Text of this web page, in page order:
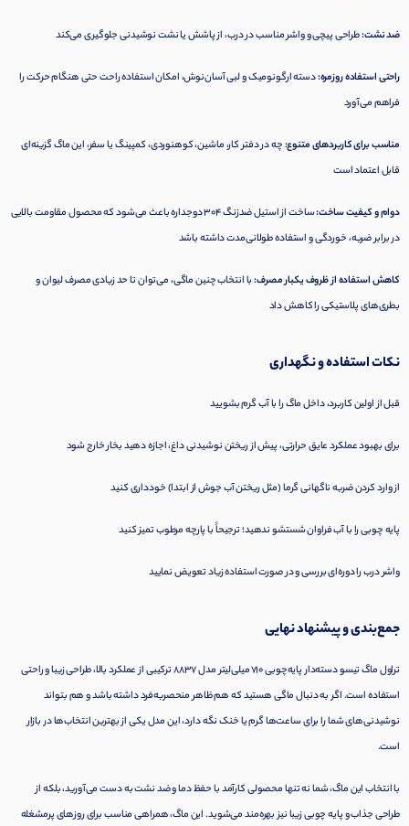
ضد نشت:طراحی پیچی و واشر مناسب در درب، از پاشش یا نشت نوشیدنی جلوگیری می‌کند
راحتی استفاده روزمره:دسته ارگونومیک و لبی آسان‌نوش، امکان استفاده راحت حتی هنگام حرکت را
فراهم می‌آورد
مناسب برای کاربردهای متنوع:چه در دفتر کار، ماشین، کوهنوردی، کمپینگ یا سفر، این ماگ گزینه‌ای
قابل اعتماد است
دوام و کیفیت ساخت:
ساخت از استیل ضدزنگ ۳۰۴ دوجداره باعث می‌شود که محصول مقاومت بالایی
در برابر ضربه، خوردگی و استفاده طولانی‌مدت داشته باشد
کاهش استفاده از ظروف یکبار مصرف:با انتخاب چنین ماگی، می‌توان تا حد زیادی مصرف لیوان و
بطری‌های پلاستیکی را کاهش داد
نکات استفاده و نگهداری
قبل از اولین کاربرد، داخل ماگ را با آب گرم بشویید
برای بهبود عملکرد عایق حرارتی، پیش از ریختن نوشیدنی داغ، اجازه دهید بخار خارج شود
از وارد کردن ضربه ناگهانی گرما (مثل ریختن آب جوش از ابتدا) خودداری کنید
پایه چوبی را با آب فراوان شستشو ندهید؛ ترجیحاً با پارچه مرطوب تمیز کنید
واشر درب را دوره‌ای بررسی و در صورت استفاده زیاد تعویض نمایید
جمع‌بندی و پیشنهاد نهایی
تراول ماگ تیسو دسته‌دار پایه‌چوبی ۷۱۰ میلی‌لیتر مدل ۸۸۳۷ ترکیبی از عملکرد بالا، طراحی زیبا و راحتی
استفاده است. اگر به دنبال ماگی هستید که هم ظاهر منحصر‌به‌فرد داشته باشد و هم بتواند
نوشیدنی‌های شما را برای ساعت‌ها گرم یا خنک نگه دارد، این مدل یکی از بهترین انتخاب‌ها در بازار
است.
با انتخاب این ماگ، شما نه تنها محصولی کارآمد با حفظ دما و ضد نشت به دست می‌آورید، بلکه از
طراحی جذاب و پایه چوبی زیبا نیز بهره‌مند می‌شوید. این ماگ، همراهی مناسب برای روزهای پرمشغله